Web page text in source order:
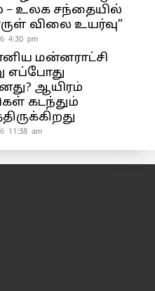
– உலக சந்தையில்
விலை உயர்வு”
4:30 pm
மன்னராட்சி
எப்போது
ஆயிரம்
கடந்தும்
11:38 am